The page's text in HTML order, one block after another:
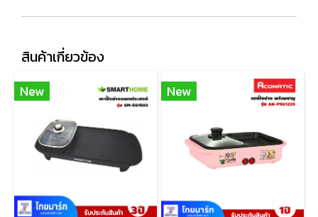
สินค้าเกี่ยวข้อง
New New